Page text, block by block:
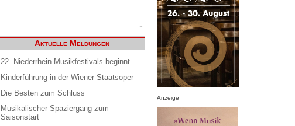
Aktuelle Meldungen
22. Niederrhein Musikfestivals beginnt
Kinderführung in der Wiener Staatsoper
Die Besten zum Schluss
Musikalischer Spaziergang zum
Saisonstart
Anzeige